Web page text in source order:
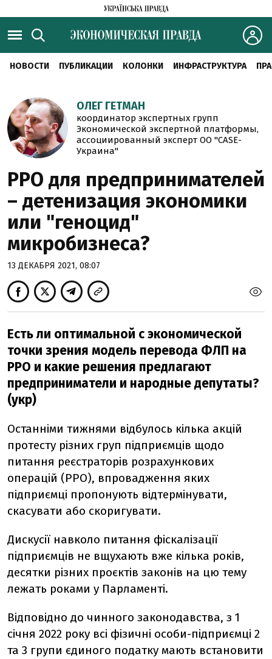
НОВОСТИ ПУБЛИКАЦИИ КОЛОНКИ ИНФРАСТРУКТУРА
ОЛЕГ ГЕТМАН
координатор экспертных групп
Экономической экспертной платформы,
ассоциированный эксперт ОО "CASE-
Украина"
РРО для предпринимателей
– детенизация экономики
или "геноцид"
микробизнеса?
13 ДЕКАБРЯ 2021, 08:07
Есть ли оптимальной с экономической
точки зрения модель перевода ФЛП на
РРО и какие решения предлагают
предприниматели и народные депутаты?
(укр)
Останніми тижнями відбулось кілька акцій
протесту різних груп підприємців щодо
питання реєстраторів розрахункових
операцій (РРО), впровадження яких
підприємці пропонують відтермінувати,
скасувати або скоригувати.
Дискусії навколо питання фіскалізації
підприємців не вщухають вже кілька років,
десятки різних проєктів законів на цю тему
лежать роками у Парламенті.
Відповідно до чинного законодавства, з 1
січня 2022 року всі фізичні особи-підприємці 2
та 3 групи єдиного податку мають встановити